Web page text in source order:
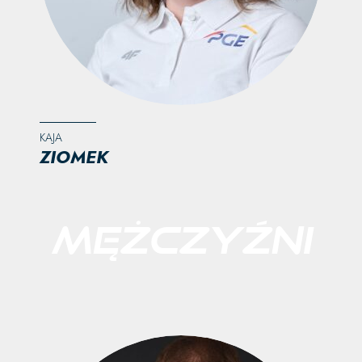
KAJA
ZIOMEK